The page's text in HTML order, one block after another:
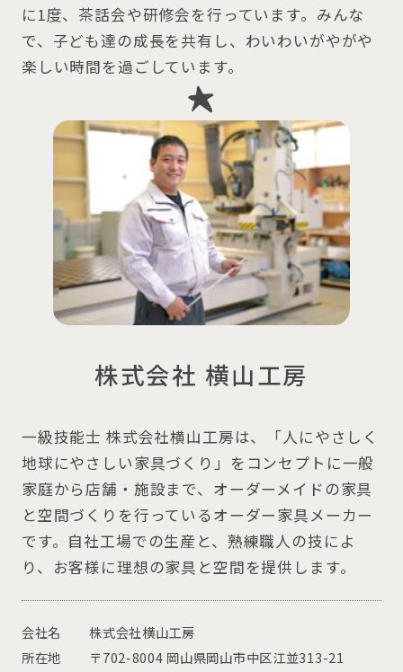
に1度、茶話会や研修会を行っています。みんな
で、子ども達の成長を共有し、わいわいがやがや
楽しい時間を過ごしています。
株式会社 横山工房
一級技能士 株式会社横山工房は、「人にやさしく
地球にやさしい家具づくり」をコンセプトに一般
家庭から店舗・施設まで、オーダーメイドの家具
と空間づくりを行っているオーダー家具メーカー
です。自社工場での生産と、熟練職人の技によ
り、お客様に理想の家具と空間を提供します。
会社名
株式会社横山工房
所在地
〒702-8004 岡山県岡山市中区江並313-21